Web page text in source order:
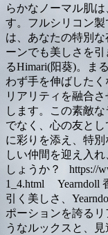
らかなノーマル肌
す。フルシリコン
は、あなたの特別
ーンでも美しさを
るHimari(阳葵)。ま
わず手を伸ばした
リアリティを融合
します。この素敵
でなく、心の友と
に彩りを添え、特
しい仲間を迎え入
しょうか？ https://
1_4.html Yearndoll
引く美しさ、
ポーションを誇る
うなルックスと、